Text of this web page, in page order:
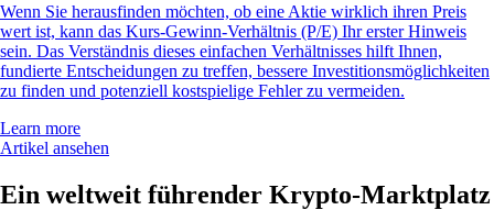
Wenn Sie herausfinden möchten, ob eine Aktie wirklich ihren Preis
wert ist, kann das Kurs-Gewinn-Verhältnis (P/E) Ihr erster Hinweis
sein. Das Verständnis dieses einfachen Verhältnisses hilft Ihnen,
fundierte Entscheidungen zu treffen, bessere Investitionsmöglichkeiten
zu finden und potenziell kostspielige Fehler zu vermeiden.
Learn more
Artikel ansehen
Ein weltweit führender Krypto-Marktplatz